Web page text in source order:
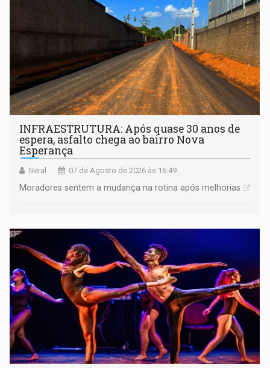
INFRAESTRUTURA: Após quase 30 anos de
espera, asfalto chega ao bairro Nova
Esperança
Geral 07 de Agosto de 2026 às 16:49
Moradores sentem a mudança na rotina após melhorias